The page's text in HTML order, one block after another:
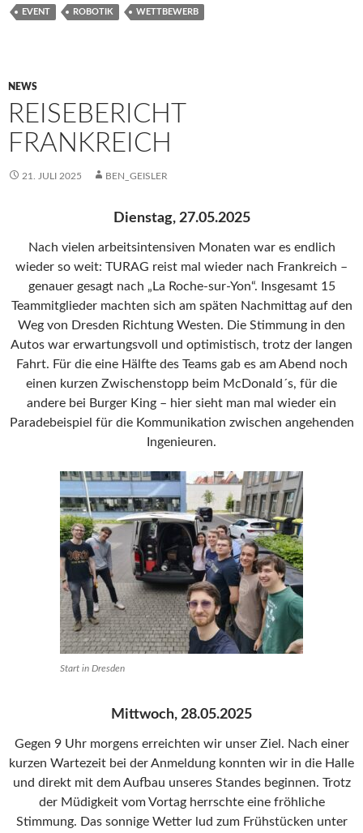
EVENT ROBOTIK WETTBEWERB
NEWS
REISEBERICHT
FRANKREICH
21. JULI 2025 BEN_GEISLER
Dienstag, 27.05.2025
Nach vielen arbeitsintensiven Monaten war es endlich
wieder so weit: TURAG reist mal wieder nach Frankreich –
genauer gesagt nach „La Roche-sur-Yon“. Insgesamt 15
Teammitglieder machten sich am späten Nachmittag auf den
Weg von Dresden Richtung Westen. Die Stimmung in den
Autos war erwartungsvoll und optimistisch, trotz der langen
Fahrt. Für die eine Hälfte des Teams gab es am Abend noch
einen kurzen Zwischenstopp beim McDonald´s, für die
andere bei Burger King – hier sieht man mal wieder ein
Paradebeispiel für die Kommunikation zwischen angehenden
Ingenieuren.
Start in Dresden
Mittwoch, 28.05.2025
Gegen 9 Uhr morgens erreichten wir unser Ziel. Nach einer
kurzen Wartezeit bei der Anmeldung konnten wir in die Halle
und direkt mit dem Aufbau unseres Standes beginnen. Trotz
der Müdigkeit vom Vortag herrschte eine fröhliche
Stimmung. Das sonnige Wetter lud zum Frühstücken unter